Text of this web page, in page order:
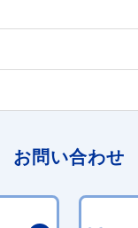
お問い合わせ